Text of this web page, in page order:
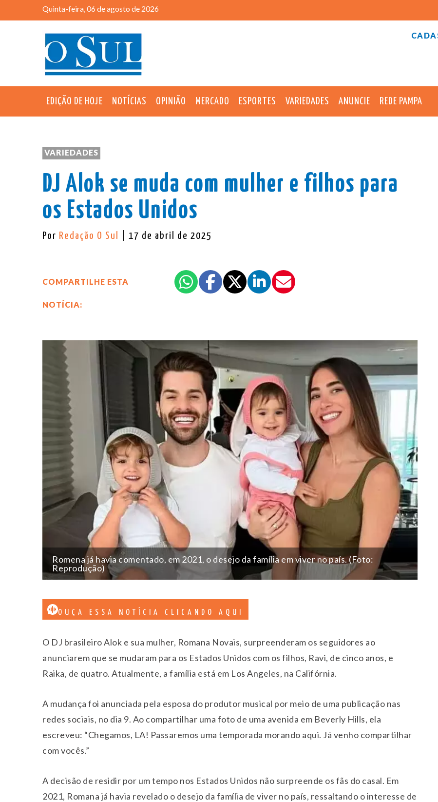
Quinta-feira, 06 de agosto de 2026
EDIÇÃO DE HOJE NOTÍCIAS OPINIÃO MERCADO ESPORTES VARIEDADES ANUNCIE REDE PAMPA
VARIEDADES
DJ Alok se muda com mulher e filhos para
os Estados Unidos
Por Redação O Sul | 17 de abril de 2025
COMPARTILHE ESTA
NOTÍCIA:
Romena já havia comentado, em 2021, o desejo da família em viver no país. (Foto:
Reprodução)
OUÇA ESSA NOTÍCIA CLICANDO AQUI
O DJ brasileiro Alok e sua mulher, Romana Novais, surpreenderam os seguidores ao
anunciarem que se mudaram para os Estados Unidos com os filhos, Ravi, de cinco anos, e
Raika, de quatro. Atualmente, a família está em Los Angeles, na Califórnia.
A mudança foi anunciada pela esposa do produtor musical por meio de uma publicação nas
redes sociais, no dia 9. Ao compartilhar uma foto de uma avenida em Beverly Hills, ela
escreveu: “Chegamos, LA! Passaremos uma temporada morando aqui. Já venho compartilhar
com vocês.”
A decisão de residir por um tempo nos Estados Unidos não surpreende os fãs do casal. Em
2021, Romana já havia revelado o desejo da família de viver no país, ressaltando o interesse de